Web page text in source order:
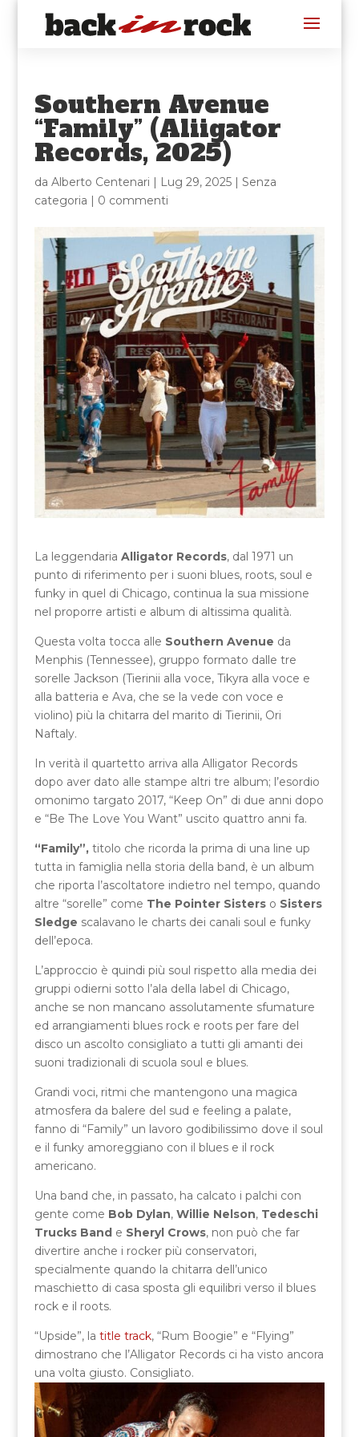
Southern Avenue
“Family” (Aliigator
Records, 2025)
da Alberto Centenari | Lug 29, 2025| Senza
categoria | 0 commenti
La leggendaria Alligator Records, dal 1971 un
punto di riferimento per i suoni blues, roots, soul e
funky in quel di Chicago, continua la sua missione
nel proporre artisti e album di altissima qualità.
Questa volta tocca alle Southern Avenue da
Menphis (Tennessee), gruppo formato dalle tre
sorelle Jackson (Tierinii alla voce, Tikyra alla voce e
alla batteria e Ava, che se la vede con voce e
violino) più la chitarra del marito di Tierinii, Ori
Naftaly.
In verità il quartetto arriva alla Alligator Records
dopo aver dato alle stampe altri tre album; l’esordio
omonimo targato 2017, “Keep On” di due anni dopo
e “Be The Love You Want” uscito quattro anni fa.
“Family”,titolo che ricorda la prima di una line up
tutta in famiglia nella storia della band, è un album
che riporta l’ascoltatore indietro nel tempo, quando
altre “sorelle” come The Pointer Sisterso Sisters
Sledge scalavano le charts dei canali soul e funky
dell’epoca.
L’approccio è quindi più soul rispetto alla media dei
gruppi odierni sotto l’ala della label di Chicago,
anche se non mancano assolutamente sfumature
ed arrangiamenti blues rock e roots per fare del
disco un ascolto consigliato a tutti gli amanti dei
suoni tradizionali di scuola soul e blues.
Grandi voci, ritmi che mantengono una magica
atmosfera da balere del sud e feeling a palate,
fanno di “Family” un lavoro godibilissimo dove il soul
e il funky amoreggiano con il blues e il rock
americano.
Una band che, in passato, ha calcato i palchi con
gente come Bob Dylan, Willie Nelson, Tedeschi
Trucks Bande Sheryl Crows, non può che far
divertire anche i rocker più conservatori,
specialmente quando la chitarra dell’unico
maschietto di casa sposta gli equilibri verso il blues
rock e il roots.
“Upside”, la title track, “Rum Boogie” e “Flying”
dimostrano che l’Alligator Records ci ha visto ancora
una volta giusto. Consigliato.